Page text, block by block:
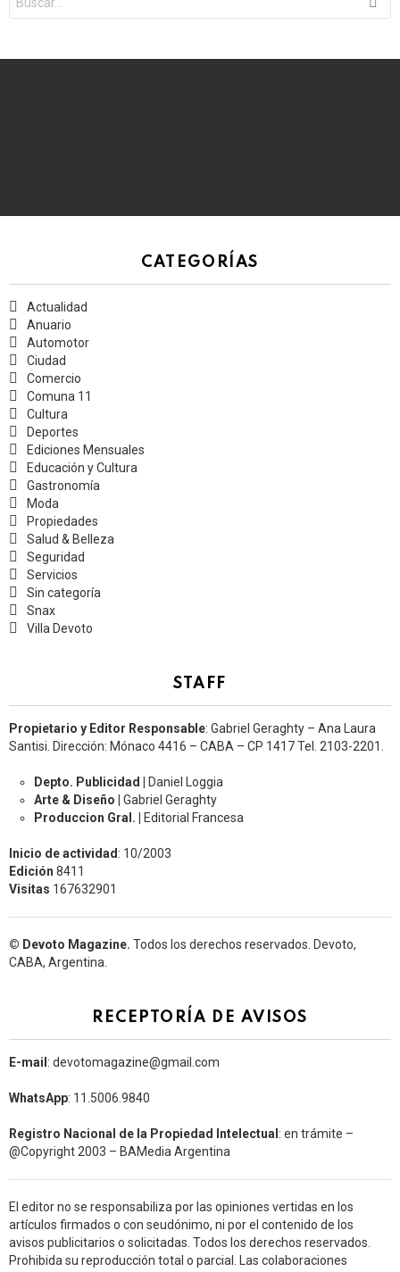
for:
CATEGORÍAS
Actualidad
Anuario
Automotor
Ciudad
Comercio
Comuna 11
Cultura
Deportes
Ediciones Mensuales
Educación y Cultura
Gastronomía
Moda
Propiedades
Salud & Belleza
Seguridad
Servicios
Sin categoría
Snax
Villa Devoto
STAFF
Propietario y Editor Responsable: Gabriel Geraghty – Ana Laura
Santisi. Dirección: Mónaco 4416 – CABA – CP 1417Tel. 2103-2201.
Depto. Publicidad |
Daniel Loggia
Arte & Diseño | Gabriel Geraghty
Produccion Gral. |
Editorial Francesa
Inicio de actividad : 10/2003
Edición 8411
Visitas 167632901
© Devoto Magazine. Todos los derechos reservados. Devoto,
CABA, Argentina.
RECEPTORÍA DE AVISOS
E-mail : devotomagazine@gmail.com
WhatsApp: 11.5006.9840
Registro Nacional de la Propiedad Intelectual : en trámite –
@Copyright 2003 – BAMedia Argentina
El editor no se responsabiliza por las opiniones vertidas en los
artículos firmados o con seudónimo, ni por el contenido de los
avisos publicitarios o solicitadas. Todos los derechos reservados.
Prohibida su reproducción total o parcial. Las colaboraciones